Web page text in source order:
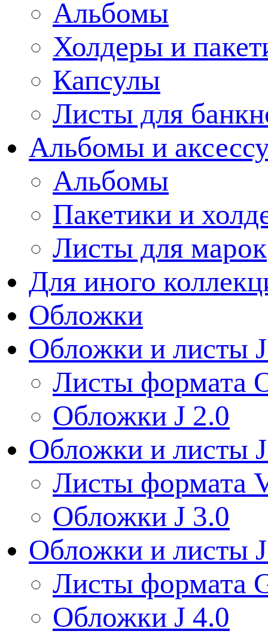
Альбомы
Холдеры и
Капсулы
Листы для
Альбомы и
Альбомы
Пакетики и
Листы для марок
Для иного
Обложки
Обложки и листы
Листы формата
Обложки J 2.0
Обложки и листы
Листы формата
Обложки J 3.0
Обложки и листы
Листы формата
Обложки J 4.0